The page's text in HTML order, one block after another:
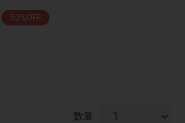
50%OFF
数量